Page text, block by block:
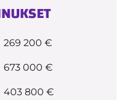
269 200 €
673 000 €
403 800 €